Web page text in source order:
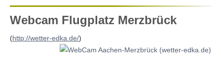
Webcam Flugplatz Merzbrück
(http://wetter-edka.de/)